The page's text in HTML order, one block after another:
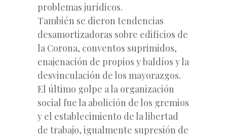
problemas jurídicos.
También se dieron tendencias
desamortizadoras sobre edificios de
la Corona, conventos suprimidos,
enajenación de propios y baldíos y la
desvinculación de los mayorazgos.
El último golpe a la organización
social fue la abolición de los gremios
y el establecimiento de la libertad
de trabajo, igualmente supresión de